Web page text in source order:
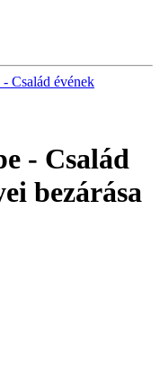
- Család évének
- Család
bezárása